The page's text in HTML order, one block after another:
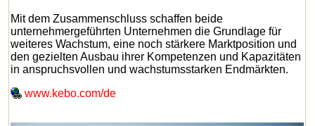
Mit dem Zusammenschluss schaffen beide
unternehmergeführten Unternehmen die Grundlage für
weiteres Wachstum, eine noch stärkere Marktposition und
den gezielten Ausbau ihrer Kompetenzen und Kapazitäten
in anspruchsvollen und wachstumsstarken Endmärkten.
www.kebo.com/de